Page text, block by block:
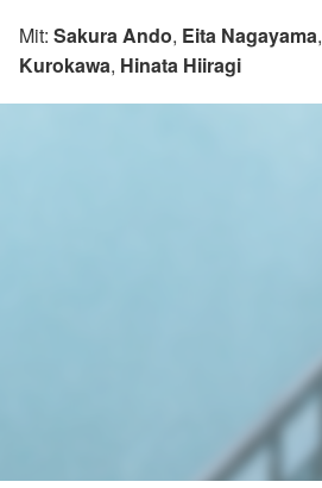
Mit: Sakura Ando, Eita Nagayama,
Kurokawa, Hinata Hiiragi